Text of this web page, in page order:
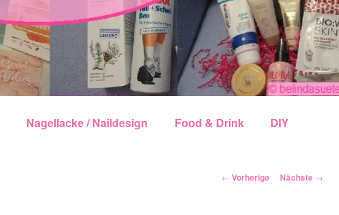
Nagellacke / Naildesign Food & Drink DIY
Artikelnavigation
← Vorherige Nächste →